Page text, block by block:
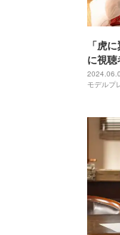
「虎
に視
央梨）
集まる
モデルプ